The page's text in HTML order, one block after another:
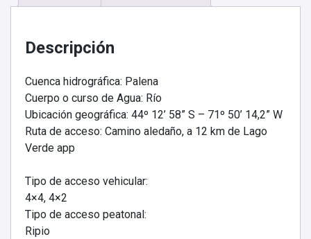
Descripción
Cuenca hidrográfica: Palena
Cuerpo o curso de Agua: Río
Ubicación geográfica: 44º 12’ 58” S – 71º 50’ 14,2” W
Ruta de acceso: Camino aledaño, a 12 km de Lago
Verde app
Tipo de acceso vehicular:
4×4, 4×2
Tipo de acceso peatonal:
Ripio